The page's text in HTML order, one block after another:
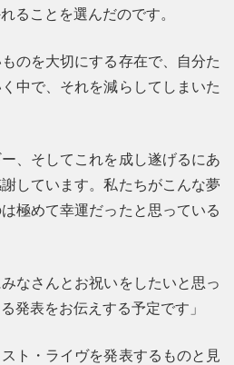
ることを選んだのです。
のを大切にする存在で、自分た
中で、それを減らしてしまいた
、そしてこれを成し遂げるにあ
しています。私たちがこんな夢
極めて幸運だったと思っている
なさんとお祝いをしたいと思っ
発表をお伝えする予定です」
ト・ライヴを発表するものと見